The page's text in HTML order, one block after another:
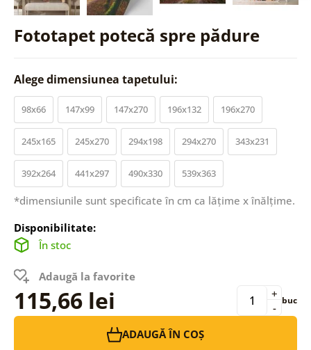
Fototapet potecă spre pădure
Alege dimensiunea tapetului:
98x66 147x99 147x270 196x132 196x270
245x165 245x270 294x198 294x270 343x231
392x264 441x297 490x330 539x363
*dimensiunile sunt specificate în cm ca lățime x înălțime.
Disponibilitate:
În stoc
Adaugă la favorite
115,66 lei -
+ buc
ADAUGĂ ÎN COȘ